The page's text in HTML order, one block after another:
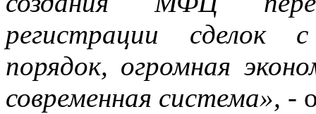
регистрации сделок
порядок, огромная
современная система», -